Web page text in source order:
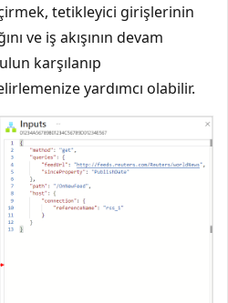
tetikleyici girişlerinin
ve iş akışının devam
karşılanıp
yardımcı olabilir.